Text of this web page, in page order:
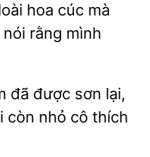
hoa
mà
nói rằng mình
đã
sơn lại,
còn nhỏ cô thích